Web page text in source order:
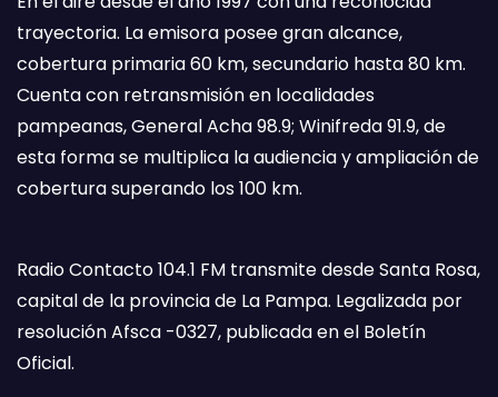
trayectoria. La emisora posee gran alcance,
cobertura primaria 60 km, secundario hasta 80 km.
Cuenta con retransmisión en localidades
pampeanas, General Acha 98.9; Winifreda 91.9, de
esta forma se multiplica la audiencia y ampliación de
cobertura superando los 100 km.
Radio Contacto 104.1 FM transmite desde Santa Rosa,
capital de la provincia de La Pampa. Legalizada por
resolución Afsca -0327, publicada en el Boletín
Oficial.